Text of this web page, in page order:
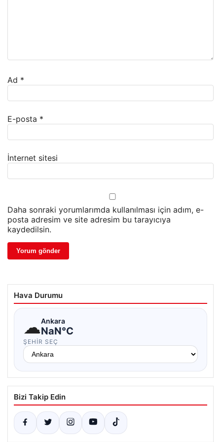
Ad *
E-posta *
İnternet sitesi
Daha sonraki yorumlarımda kullanılması için adım, e-
posta adresim ve site adresim bu tarayıcıya
kaydedilsin.
Hava Durumu
☁Ankara
NaN°C
ŞEHIR SEÇ
Bizi Takip Edin